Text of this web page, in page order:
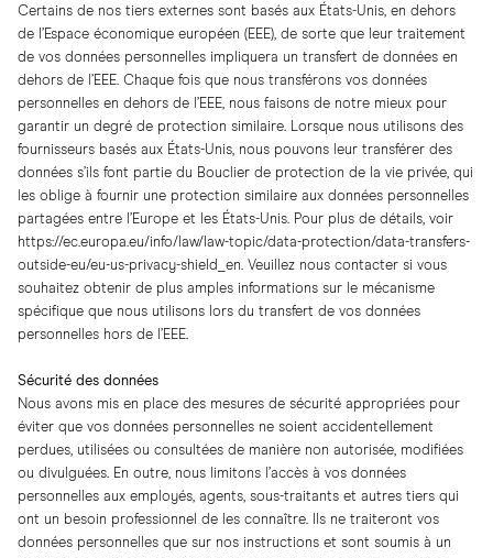
Certains de nos tiers externes sont basés aux États-Unis, en dehors
de l’Espace économique européen (EEE), de sorte que leur traitement
de vos données personnelles impliquera un transfert de données en
dehors de l’EEE. Chaque fois que nous transférons vos données
personnelles en dehors de l’EEE, nous faisons de notre mieux pour
garantir un degré de protection similaire. Lorsque nous utilisons des
fournisseurs basés aux États-Unis, nous pouvons leur transférer des
données s’ils font partie du Bouclier de protection de la vie privée, qui
les oblige à fournir une protection similaire aux données personnelles
partagées entre l’Europe et les États-Unis. Pour plus de détails, voir
https://ec.europa.eu/info/law/law-topic/data-protection/data-transfers-
outside-eu/eu-us-privacy-shield_en. Veuillez nous contacter si vous
souhaitez obtenir de plus amples informations sur le mécanisme
spécifique que nous utilisons lors du transfert de vos données
personnelles hors de l’EEE.
Sécurité des données
Nous avons mis en place des mesures de sécurité appropriées pour
éviter que vos données personnelles ne soient accidentellement
perdues, utilisées ou consultées de manière non autorisée, modifiées
ou divulguées. En outre, nous limitons l’accès à vos données
personnelles aux employés, agents, sous-traitants et autres tiers qui
ont un besoin professionnel de les connaître. Ils ne traiteront vos
données personnelles que sur nos instructions et sont soumis à un